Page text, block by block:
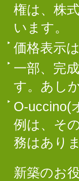
権は、株
います。
価格表示
一部、完
す。あし
O-uccino(
例は、そ
務はあり
新築のお